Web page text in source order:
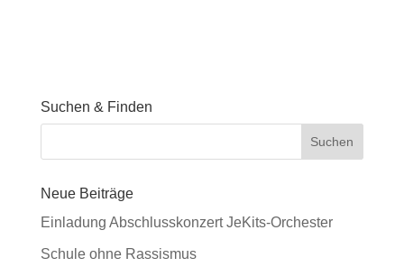
Suchen & Finden
Neue Beiträge
Einladung Abschlusskonzert JeKits-Orchester
Schule ohne Rassismus